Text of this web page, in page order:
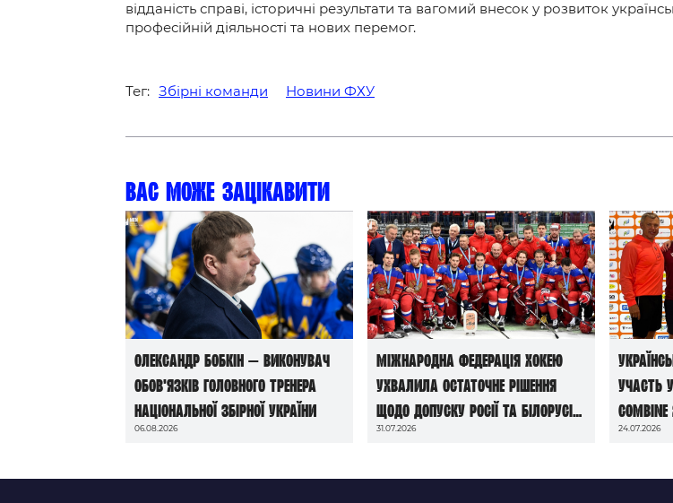
відданість справі, історичні результати та вагомий внесок у розвиток
професійній діяльності та нових перемог.
Тег: Збірні команди Новини ФХУ
Вас може зацікавити
Олександр Бобкін — виконувач
обов’язків головного тренера
національної збірної України
06.08.2026
Міжнародна федерація хокею
ухвалила остаточне рішення
щодо допуску росії та білорусі
до чемпіонатів світу сезону
31.07.2026
участь
24.07.2026